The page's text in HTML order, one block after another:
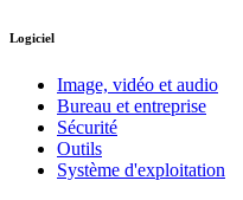
Logiciel
Image, vidéo et audio
Bureau et entreprise
Sécurité
Outils
Système d'exploitation